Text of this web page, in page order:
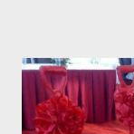
Những vị
năm 2016
tháng 10 22, 2016